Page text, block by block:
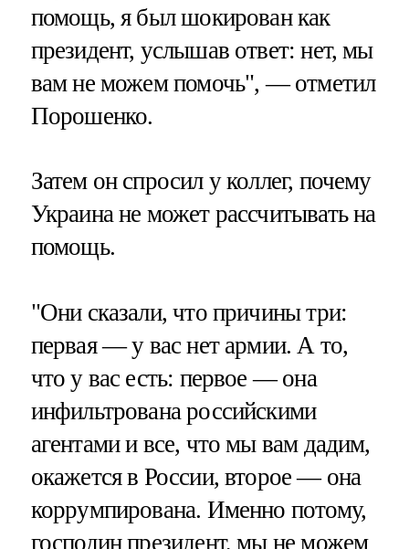
помощь, я был шокирован как
президент, услышав ответ: нет, мы
вам не можем помочь", — отметил
Порошенко.
Затем он спросил у коллег, почему
Украина не может рассчитывать на
помощь.
"Они сказали, что причины три:
первая — у вас нет армии. А то,
что у вас есть: первое — она
инфильтрована российскими
агентами и все, что мы вам дадим,
окажется в России, второе — она
коррумпирована. Именно потому,
господин президент, мы не можем